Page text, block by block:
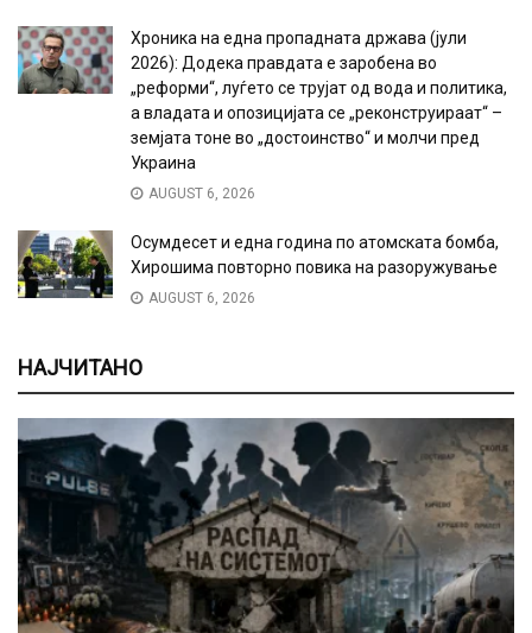
Хроника на една пропадната држава (јули
2026): Додека правдата е заробена во
„реформи“, луѓето се трујат од вода и политика,
а владата и опозицијата се „реконструираат“ –
земјата тоне во „достоинство“ и молчи пред
Украина
AUGUST 6, 2026
Осумдесет и една година по атомската бомба,
Хирошима повторно повика на разоружување
AUGUST 6, 2026
НАЈЧИТАНО